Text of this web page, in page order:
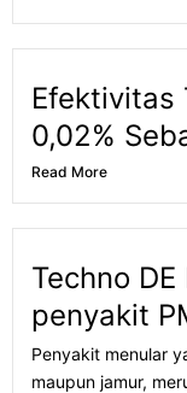
Efektivitas
0,02%
Read More
Techno
penyakit
Penyakit menular
maupun jamur,